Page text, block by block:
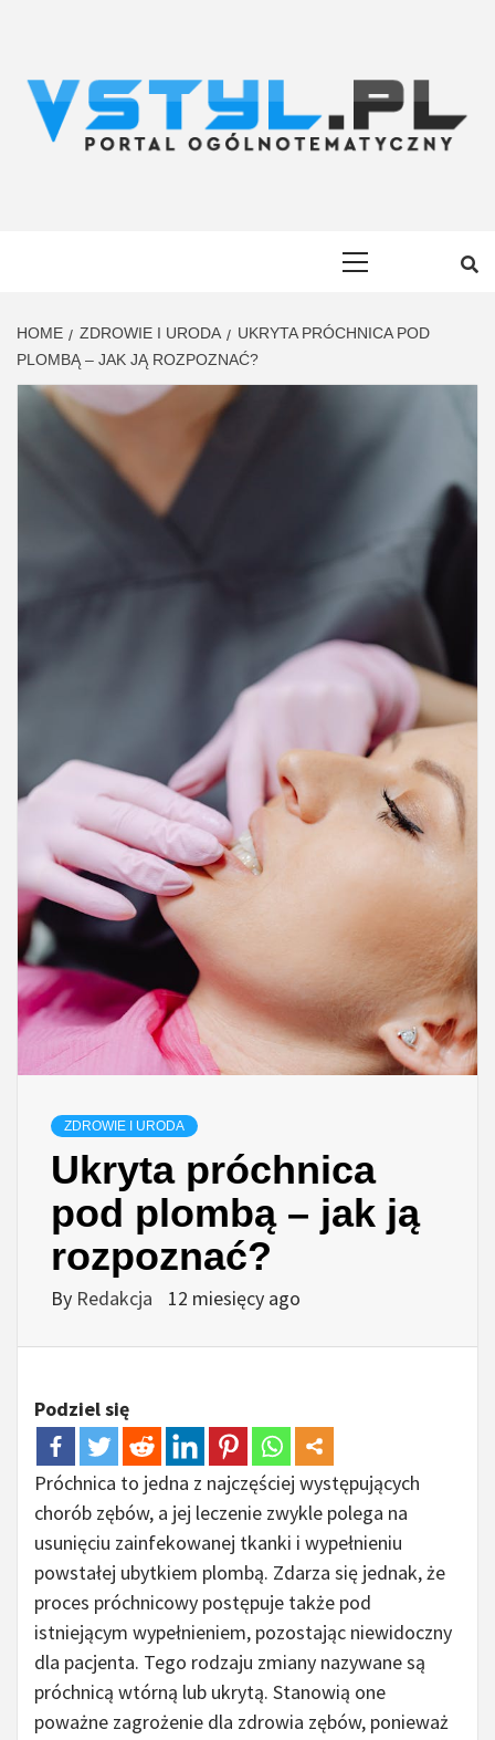
HOME ZDROWIE I URODA
UKRYTA PRÓCHNICA POD
PLOMBĄ – JAK JĄ ROZPOZNAĆ?
ZDROWIE I URODA
Ukryta próchnica
pod plombą – jak ją
rozpoznać?
By Redakcja 12 miesięcy ago
Podziel się
Próchnica to jedna z najczęściej występujących
chorób zębów, a jej leczenie zwykle polega na
usunięciu zainfekowanej tkanki i wypełnieniu
powstałej ubytkiem plombą. Zdarza się jednak, że
proces próchnicowy postępuje także pod
istniejącym wypełnieniem, pozostając niewidoczny
dla pacjenta. Tego rodzaju zmiany nazywane są
próchnicą wtórną lub ukrytą. Stanowią one
poważne zagrożenie dla zdrowia zębów, ponieważ